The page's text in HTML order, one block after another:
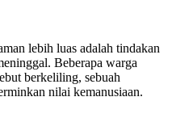
lebih luas adalah tindakan
Beberapa warga
berkeliling, sebuah
nilai kemanusiaan.